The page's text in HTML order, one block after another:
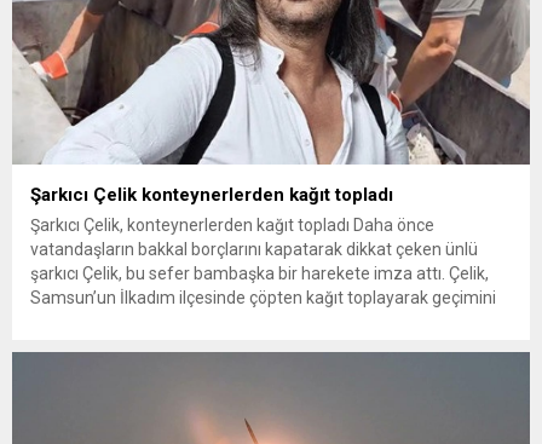
Şarkıcı Çelik konteynerlerden kağıt topladı
Şarkıcı Çelik, konteynerlerden kağıt topladı Daha önce
vatandaşların bakkal borçlarını kapatarak dikkat çeken ünlü
şarkıcı Çelik, bu sefer bambaşka bir harekete imza attı. Çelik,
Samsun’un İlkadım ilçesinde çöpten kağıt toplayarak geçimini